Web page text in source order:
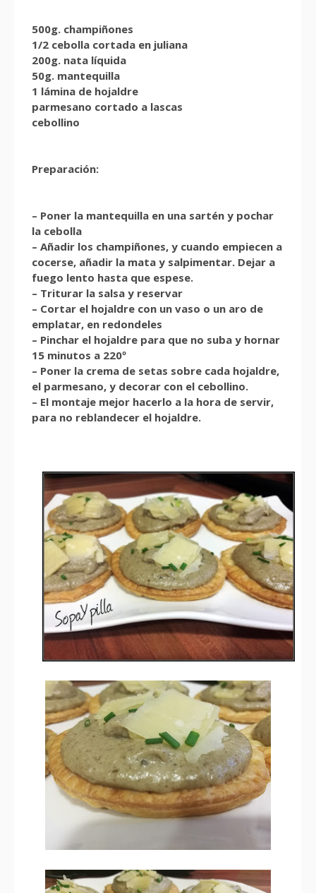
500g. champiñones
1/2 cebolla cortada en juliana
200g. nata líquida
50g. mantequilla
1 lámina de hojaldre
parmesano cortado a lascas
cebollino
Preparación:
– Poner la mantequilla en una sartén y pochar
la cebolla
– Añadir los champiñones, y cuando empiecen a
cocerse, añadir la mata y salpimentar. Dejar a
fuego lento hasta que espese.
– Triturar la salsa y reservar
– Cortar el hojaldre con un vaso o un aro de
emplatar, en redondeles
– Pinchar el hojaldre para que no suba y hornar
15 minutos a 220º
– Poner la crema de setas sobre cada hojaldre,
el parmesano, y decorar con el cebollino.
– El montaje mejor hacerlo a la hora de servir,
para no reblandecer el hojaldre.